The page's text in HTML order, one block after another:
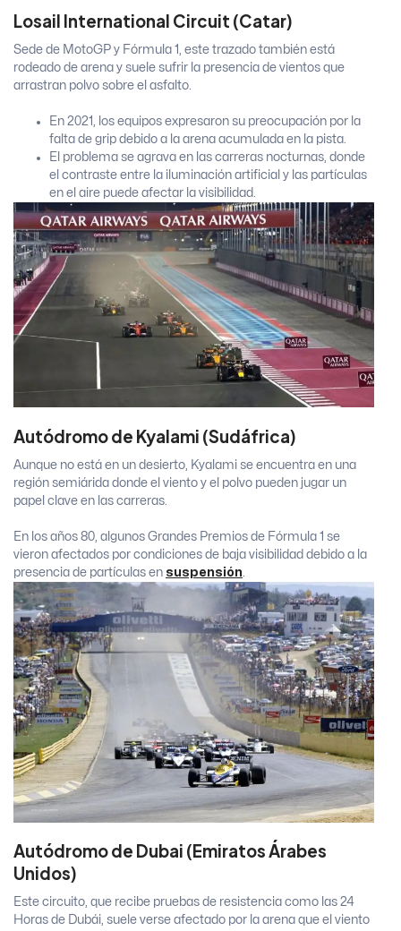
Losail International Circuit (Catar)
Sede de MotoGP y Fórmula 1, este trazado también está
rodeado de arena y suele sufrir la presencia de vientos que
arrastran polvo sobre el asfalto.
En 2021, los equipos expresaron su preocupación por la
falta de grip debido a la arena acumulada en la pista.
El problema se agrava en las carreras nocturnas, donde
el contraste entre la iluminación artificial y las partículas
en el aire puede afectar la visibilidad.
Autódromo de Kyalami (Sudáfrica)
Aunque no está en un desierto, Kyalami se encuentra en una
región semiárida donde el viento y el polvo pueden jugar un
papel clave en las carreras.
En los años 80, algunos Grandes Premios de Fórmula 1 se
vieron afectados por condiciones de baja visibilidad debido a la
presencia de partículas en suspensión
Autódromo de Dubai (Emiratos Árabes
Unidos)
Este circuito, que recibe pruebas de resistencia como las 24
Horas de Dubái, suele verse afectado por la arena que el viento